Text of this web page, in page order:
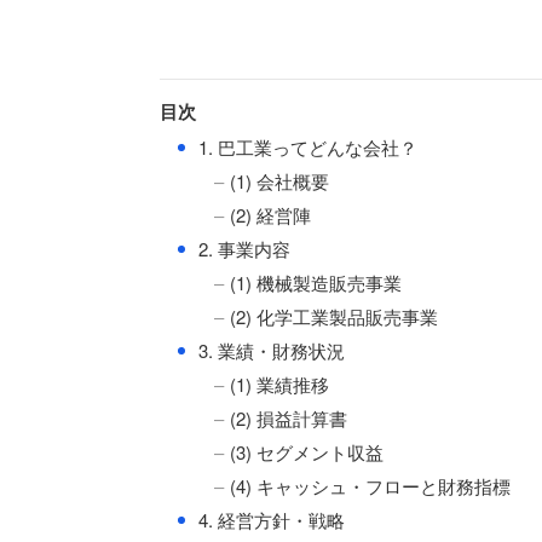
目次
● 1. 巴工業ってどんな会社？
(1) 会社概要
(2) 経営陣
● 2. 事業内容
(1) 機械製造販売事業
(2) 化学工業製品販売事業
● 3. 業績・財務状況
(1) 業績推移
(2) 損益計算書
(3) セグメント収益
(4) キャッシュ・フローと財務指標
● 4. 経営方針・戦略